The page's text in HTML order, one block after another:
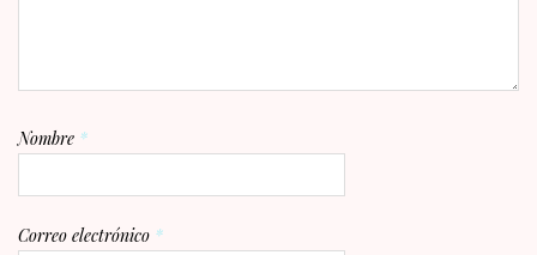
Nombre *
Correo electrónico *